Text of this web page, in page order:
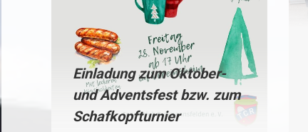
Einladung zum Oktober-
und Adventsfest bzw. zum
Schafkopfturnier